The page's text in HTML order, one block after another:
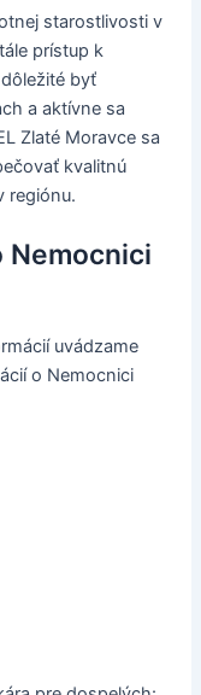
starostlivosti v
prístup k
byť
a aktívne sa
Zlaté Moravce sa
kvalitnú
regiónu.
Nemocnici
uvádzame
o Nemocnici